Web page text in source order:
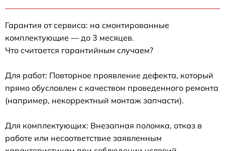
Гарантия от сервиса: на смонтированные
комплектующие — до 3 месяцев.
Что считается гарантийным случаем?
Для работ: Повторное проявление дефекта, который
прямо обусловлен с качеством проведенного ремонта
(например, некорректный монтаж запчасти).
Для комплектующих: Внезапная поломка, отказ в
работе или несоответствие заявленным